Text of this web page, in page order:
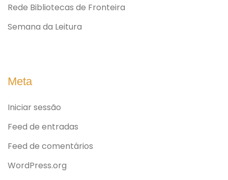
Rede Bibliotecas de Fronteira
Semana da Leitura
Meta
Iniciar sessão
Feed de entradas
Feed de comentários
WordPress.org